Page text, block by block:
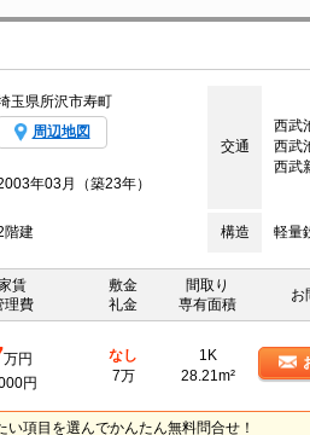
玉県所沢市寿町
周辺地図
交通
西武
西武
西武
年03月（築23年）
階建 構造 軽量
賃
理費
敷金
礼金
間取り
専有面積
お
万円
円
なし
7万
1K
28.21m²
い項目を選んでかんたん無料問合せ！